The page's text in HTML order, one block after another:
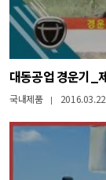
대동공업 경운기_
국내제품 | 2016.03.22